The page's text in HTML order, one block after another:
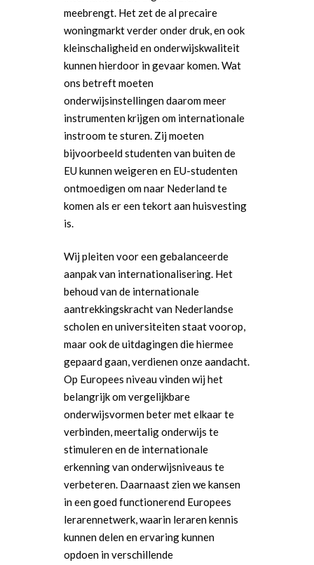
meebrengt. Het zet de al precaire
woningmarkt verder onder druk, en ook
kleinschaligheid en onderwijskwaliteit
kunnen hierdoor in gevaar komen. Wat
ons betreft moeten
onderwijsinstellingen daarom meer
instrumenten krijgen om internationale
instroom te sturen. Zij moeten
bijvoorbeeld studenten van buiten de
EU kunnen weigeren en EU-studenten
ontmoedigen om naar Nederland te
komen als er een tekort aan huisvesting
is.
Wij pleiten voor een gebalanceerde
aanpak van internationalisering. Het
behoud van de internationale
aantrekkingskracht van Nederlandse
scholen en universiteiten staat voorop,
maar ook de uitdagingen die hiermee
gepaard gaan, verdienen onze aandacht.
Op Europees niveau vinden wij het
belangrijk om vergelijkbare
onderwijsvormen beter met elkaar te
verbinden, meertalig onderwijs te
stimuleren en de internationale
erkenning van onderwijsniveaus te
verbeteren. Daarnaast zien we kansen
in een goed functionerend Europees
lerarennetwerk, waarin leraren kennis
kunnen delen en ervaring kunnen
opdoen in verschillende